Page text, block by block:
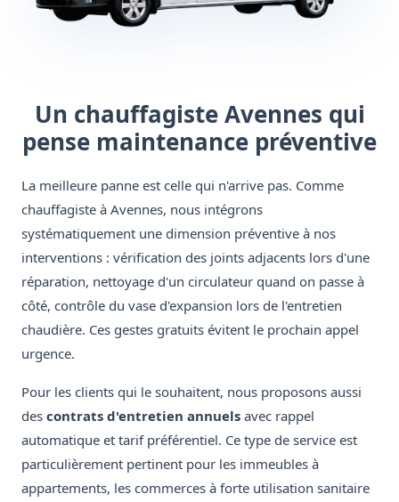
Un chauffagiste Avennes qui
pense maintenance préventive
La meilleure panne est celle qui n'arrive pas. Comme
chauffagiste à Avennes, nous intégrons
systématiquement une dimension préventive à nos
interventions : vérification des joints adjacents lors d'une
réparation, nettoyage d'un circulateur quand on passe à
côté, contrôle du vase d'expansion lors de l'entretien
chaudière. Ces gestes gratuits évitent le prochain appel
urgence.
Pour les clients qui le souhaitent, nous proposons aussi
des contrats d'entretien annuels avec rappel
automatique et tarif préférentiel. Ce type de service est
particulièrement pertinent pour les immeubles à
appartements, les commerces à forte utilisation sanitaire